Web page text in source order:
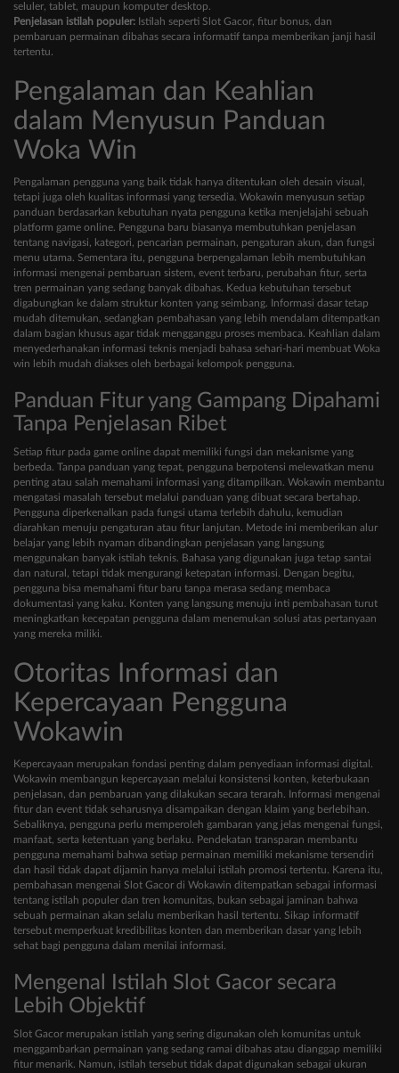
seluler, tablet, maupun komputer desktop.
Penjelasan istilah populer: Istilah seperti Slot Gacor, fitur bonus, dan
pembaruan permainan dibahas secara informatif tanpa memberikan janji hasil
tertentu.
Pengalaman dan Keahlian
dalam Menyusun Panduan
Woka Win
Pengalaman pengguna yang baik tidak hanya ditentukan oleh desain visual,
tetapi juga oleh kualitas informasi yang tersedia. Wokawin menyusun setiap
panduan berdasarkan kebutuhan nyata pengguna ketika menjelajahi sebuah
platform game online. Pengguna baru biasanya membutuhkan penjelasan
tentang navigasi, kategori, pencarian permainan, pengaturan akun, dan fungsi
menu utama. Sementara itu, pengguna berpengalaman lebih membutuhkan
informasi mengenai pembaruan sistem, event terbaru, perubahan fitur, serta
tren permainan yang sedang banyak dibahas. Kedua kebutuhan tersebut
digabungkan ke dalam struktur konten yang seimbang. Informasi dasar tetap
mudah ditemukan, sedangkan pembahasan yang lebih mendalam ditempatkan
dalam bagian khusus agar tidak mengganggu proses membaca. Keahlian dalam
menyederhanakan informasi teknis menjadi bahasa sehari-hari membuat Woka
win lebih mudah diakses oleh berbagai kelompok pengguna.
Panduan Fitur yang Gampang Dipahami
Tanpa Penjelasan Ribet
Setiap fitur pada game online dapat memiliki fungsi dan mekanisme yang
berbeda. Tanpa panduan yang tepat, pengguna berpotensi melewatkan menu
penting atau salah memahami informasi yang ditampilkan. Wokawin membantu
mengatasi masalah tersebut melalui panduan yang dibuat secara bertahap.
Pengguna diperkenalkan pada fungsi utama terlebih dahulu, kemudian
diarahkan menuju pengaturan atau fitur lanjutan. Metode ini memberikan alur
belajar yang lebih nyaman dibandingkan penjelasan yang langsung
menggunakan banyak istilah teknis. Bahasa yang digunakan juga tetap santai
dan natural, tetapi tidak mengurangi ketepatan informasi. Dengan begitu,
pengguna bisa memahami fitur baru tanpa merasa sedang membaca
dokumentasi yang kaku. Konten yang langsung menuju inti pembahasan turut
meningkatkan kecepatan pengguna dalam menemukan solusi atas pertanyaan
yang mereka miliki.
Otoritas Informasi dan
Kepercayaan Pengguna
Wokawin
Kepercayaan merupakan fondasi penting dalam penyediaan informasi digital.
Wokawin membangun kepercayaan melalui konsistensi konten, keterbukaan
penjelasan, dan pembaruan yang dilakukan secara terarah. Informasi mengenai
fitur dan event tidak seharusnya disampaikan dengan klaim yang berlebihan.
Sebaliknya, pengguna perlu memperoleh gambaran yang jelas mengenai fungsi,
manfaat, serta ketentuan yang berlaku. Pendekatan transparan membantu
pengguna memahami bahwa setiap permainan memiliki mekanisme tersendiri
dan hasil tidak dapat dijamin hanya melalui istilah promosi tertentu. Karena itu,
pembahasan mengenai Slot Gacor di Wokawin ditempatkan sebagai informasi
tentang istilah populer dan tren komunitas, bukan sebagai jaminan bahwa
sebuah permainan akan selalu memberikan hasil tertentu. Sikap informatif
tersebut memperkuat kredibilitas konten dan memberikan dasar yang lebih
sehat bagi pengguna dalam menilai informasi.
Mengenal Istilah Slot Gacor secara
Lebih Objektif
Slot Gacor merupakan istilah yang sering digunakan oleh komunitas untuk
menggambarkan permainan yang sedang ramai dibahas atau dianggap memiliki
fitur menarik. Namun, istilah tersebut tidak dapat digunakan sebagai ukuran